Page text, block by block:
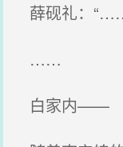
薛砚礼：
……
白家内——